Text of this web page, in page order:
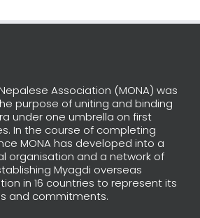
Association (MONA) was
purpose of uniting and binding
under one umbrella on first
In the course of completing
MONA has developed into a
organisation and a network of
Myagdi overseas
in 16 countries to represent its
and commitments.